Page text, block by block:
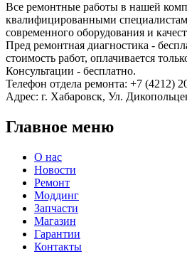
Все ремонтные работы в нашей
квалифицированными
современного оборудования и
Пред ремонтная диагностика -
стоимость работ, оплачивается
Консультации - бесплатно.
Телефон отдела ремонта: +7 (4212)
Адрес: г. Хабаровск, Ул.
Главное меню
О нас
Новости
Ремонт
Моддинг
Запчасти
Магазин
Гарантии
Контакты